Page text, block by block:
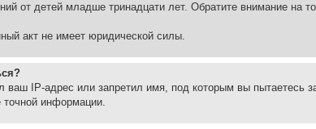
от детей младше тринадцати лет. Обратите внимание на
акт не имеет юридической силы.
ваш IP-адрес или запретил имя, под которым вы пытаетесь
точной информации.